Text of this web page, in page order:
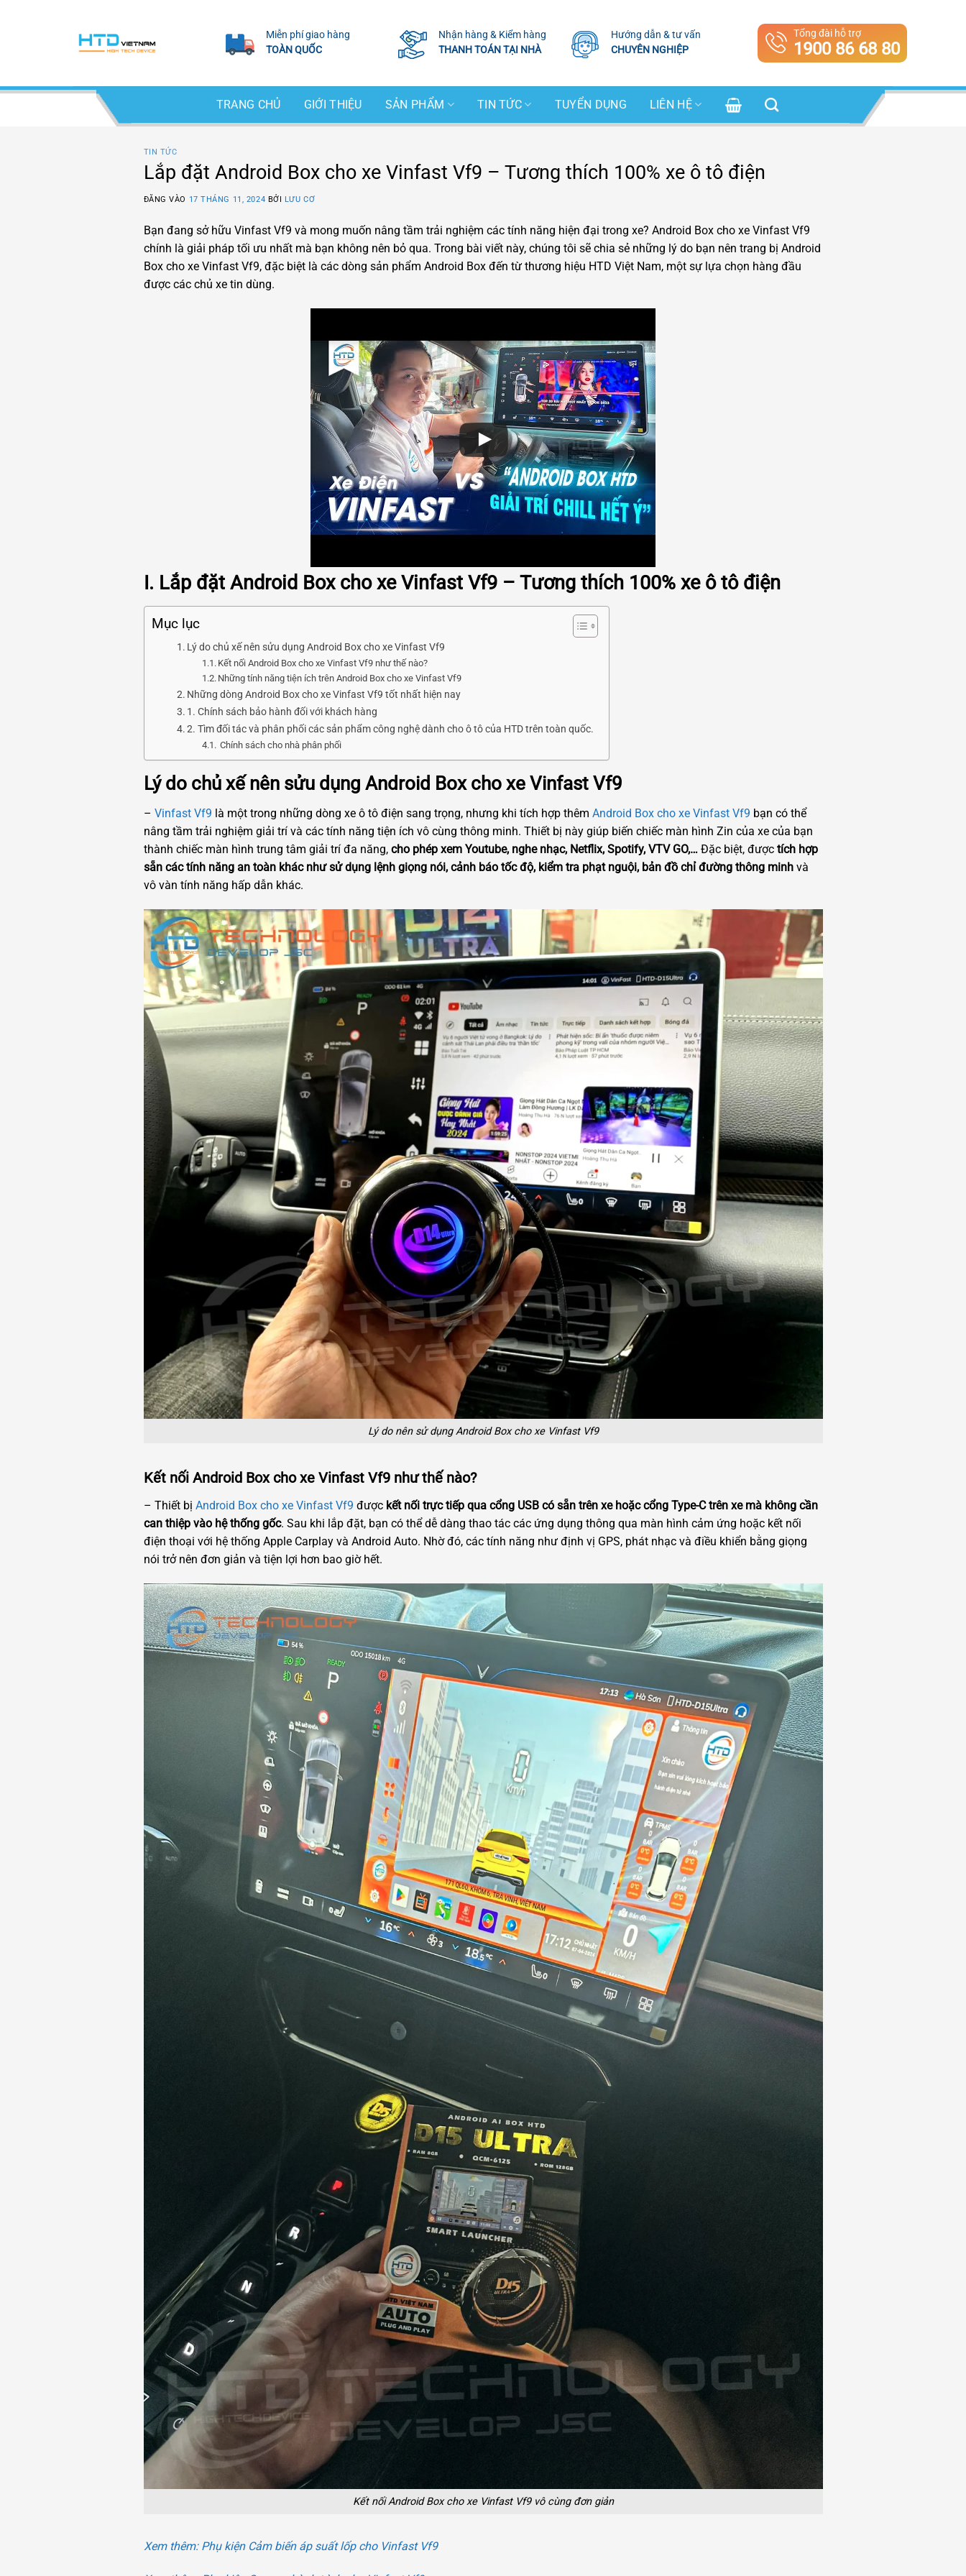
Miễn phí giao hàng
TOÀN QUỐC
Nhận hàng & Kiểm hàng
THANH TOÁN TẠI NHÀ
Hướng dẫn & tư vấn
CHUYÊN NGHIỆP
Tổng đài hỗ trợ
1900 86 68 80
TRANG CHỦ GIỚI THIỆU SẢN PHẨM TIN TỨC TUYỂN DỤNG LIÊN HỆ
TIN TỨC
Lắp đặt Android Box cho xe Vinfast Vf9 – Tương thích 100% xe ô tô điện
ĐĂNG VÀO 17 THÁNG 11, 2024 BỞI LƯU CƠ
Bạn đang sở hữu Vinfast Vf9 và mong muốn nâng tầm trải nghiệm các tính năng hiện đại trong xe? Android Box cho xe Vinfast Vf9
chính là giải pháp tối ưu nhất mà bạn không nên bỏ qua. Trong bài viết này, chúng tôi sẽ chia sẻ những lý do bạn nên trang bị Android
Box cho xe Vinfast Vf9, đặc biệt là các dòng sản phẩm Android Box đến từ thương hiệu HTD Việt Nam, một sự lựa chọn hàng đầu
được các chủ xe tin dùng.
I. Lắp đặt Android Box cho xe Vinfast Vf9 – Tương thích 100% xe ô tô điện
Mục lục
Lý do chủ xế nên sửu dụng Android Box cho xe Vinfast Vf9
Kết nối Android Box cho xe Vinfast Vf9 như thế nào?
Những tính năng tiện ích trên Android Box cho xe Vinfast Vf9
Những dòng Android Box cho xe Vinfast Vf9 tốt nhất hiện nay
1. Chính sách bảo hành đối với khách hàng
2. Tìm đối tác và phân phối các sản phẩm công nghệ dành cho ô tô của HTD trên toàn quốc.
Chính sách cho nhà phân phối
Lý do chủ xế nên sửu dụng Android Box cho xe Vinfast Vf9
– Vinfast Vf9 là một trong những dòng xe ô tô điện sang trọng, nhưng khi tích hợp thêm Android Box cho xe Vinfast Vf9 bạn có thể
nâng tầm trải nghiệm giải trí và các tính năng tiện ích vô cùng thông minh. Thiết bị này giúp biến chiếc màn hình Zin của xe của bạn
thành chiếc màn hình trung tâm giải trí đa năng, cho phép xem Youtube, nghe nhạc, Netflix, Spotify, VTV GO,…Đặc biệt, được tích hợp
sẵn các tính năng an toàn khác như sử dụng lệnh giọng nói, cảnh báo tốc độ, kiểm tra phạt nguội, bản đồ chỉ đường thông minhvà
vô vàn tính năng hấp dẫn khác.
Lý do nên sử dụng Android Box cho xe Vinfast Vf9
Kết nối Android Box cho xe Vinfast Vf9 như thế nào?
– Thiết bị Android Box cho xe Vinfast Vf9 được kết nối trực tiếp qua cổng USB có sẵn trên xe hoặc cổng Type-C trên xe mà không cần
can thiệp vào hệ thống gốc. Sau khi lắp đặt, bạn có thể dễ dàng thao tác các ứng dụng thông qua màn hình cảm ứng hoặc kết nối
điện thoại với hệ thống Apple Carplay và Android Auto. Nhờ đó, các tính năng như định vị GPS, phát nhạc và điều khiển bằng giọng
nói trở nên đơn giản và tiện lợi hơn bao giờ hết.
Kết nối Android Box cho xe Vinfast Vf9 vô cùng đơn giản
Xem thêm: Phụ kiện Cảm biến áp suất lốp cho Vinfast Vf9